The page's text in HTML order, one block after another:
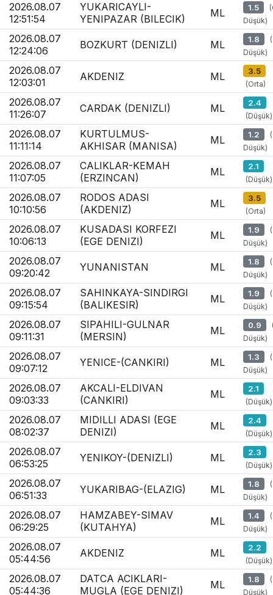
2026.08.07
12:51:54
YUKARICAYLI-
YENIPAZAR (BILECIK)
ML 1.5
Düşük)
2026.08.07
12:24:06
BOZKURT (DENIZLI) ML 1.8
Düşük)
2026.08.07
12:03:01
AKDENIZ ML 3.5
(Orta)
2026.08.07
11:26:07
CARDAK (DENIZLI) ML 2.4
(Düşük)
2026.08.07
11:11:14
KURTULMUS-
AKHISAR (MANISA)
ML 1.2
Düşük)
2026.08.07
11:07:05
CALIKLAR-KEMAH
(ERZINCAN)
ML 2.1
(Düşük)
2026.08.07
10:10:56
RODOS ADASI
(AKDENIZ)
ML 3.5
(Orta)
2026.08.07
10:06:13
KUSADASI KORFEZI
(EGE DENIZI)
ML 1.9
Düşük)
2026.08.07
09:20:42
YUNANISTAN ML 1.8
Düşük)
2026.08.07
09:15:54
SAHINKAYA-SINDIRGI
(BALIKESIR)
ML 1.9
Düşük)
2026.08.07
09:11:31
SIPAHILI-GULNAR
(MERSIN)
ML 0.9
Düşük)
2026.08.07
09:07:12
YENICE-(CANKIRI) ML 1.3
Düşük)
2026.08.07
09:03:33
AKCALI-ELDIVAN
(CANKIRI)
ML 2.1
(Düşük)
2026.08.07
08:02:37
MIDILLI ADASI (EGE
DENIZI)
ML 2.4
(Düşük)
2026.08.07
06:53:25
YENIKOY-(DENIZLI) ML 2.3
(Düşük)
2026.08.07
06:51:33
YUKARIBAG-(ELAZIG) ML 1.8
Düşük)
2026.08.07
06:29:25
HAMZABEY-SIMAV
(KUTAHYA)
ML 1.4
Düşük)
2026.08.07
05:44:56
AKDENIZ ML 2.2
(Düşük)
2026.08.07
05:44:36
DATCA ACIKLARI-
MUGLA (EGE DENIZI)
ML 1.8
Düşük)